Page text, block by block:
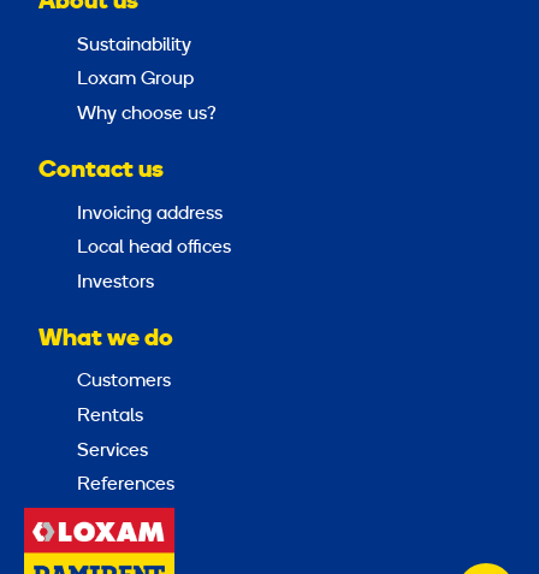
Sustainability
Loxam Group
Why choose us?
Contact us
Invoicing address
Local head offices
Investors
What we do
Customers
Rentals
Services
References